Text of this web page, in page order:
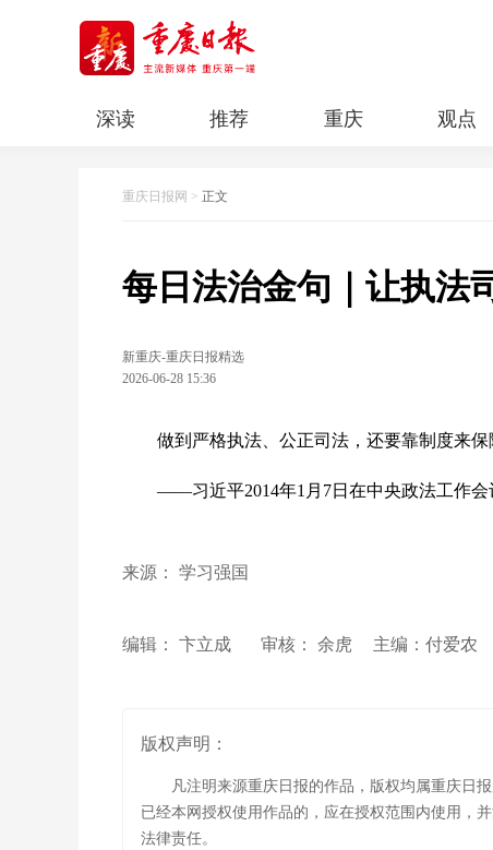
深读 推荐 重庆 观点
重庆日报网 > 正文
每日法治金句｜让执法
新重庆-重庆日报精选
2026-06-28 15:36
做到严格执法、公正司法，还要靠制度来
——习近平2014年1月7日在中央政法工作会
来源： 学习强国
编辑： 卞立成 审核： 余虎 主编：付爱农
版权声明：
凡注明来源重庆日报的作品，版权均属重庆日
已经本网授权使用作品的，应在授权范围内使用，
法律责任。